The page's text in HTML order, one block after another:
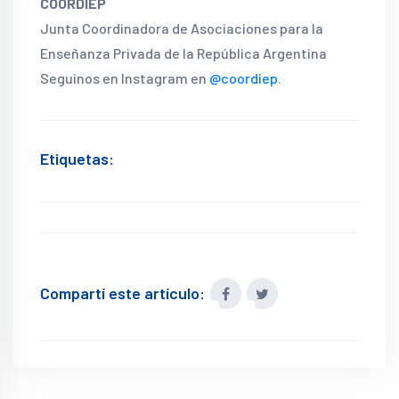
COORDIEP
Junta Coordinadora de Asociaciones para la
Enseñanza Privada de la República Argentina
Seguinos en Instagram en @coordiep.
Etiquetas:
Compartí este artículo: